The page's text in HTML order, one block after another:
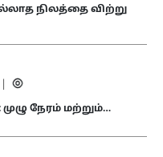
நிலத்தை விற்று
நேரம் மற்றும்…